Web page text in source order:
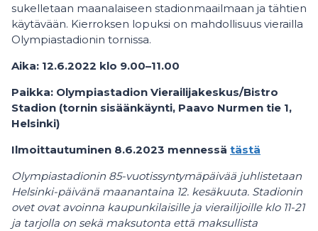
sukelletaan maanalaiseen stadionmaailmaan ja tähtien
käytävään. Kierroksen lopuksi on mahdollisuus vierailla
Olympiastadionin tornissa.
Aika: 12.6.2022 klo 9.00–11.00
Paikka: Olympiastadion Vierailijakeskus/Bistro
Stadion (tornin sisäänkäynti, Paavo Nurmen tie 1,
Helsinki)
Ilmoittautuminen 8.6.2023 mennessä tästä
Olympiastadionin 85-vuotissyntymäpäivää juhlistetaan
Helsinki-päivänä maanantaina 12. kesäkuuta. Stadionin
ovet ovat avoinna kaupunkilaisille ja vierailijoille klo 11-21
ja tarjolla on sekä maksutonta että maksullista